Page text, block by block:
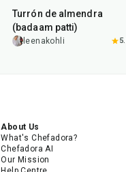
Turrón de almendra
(badaam patti)
leenakohli
About Us
What's Chefadora?
Chefadora AI
Our Mission